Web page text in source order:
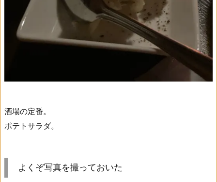
酒場の定番。
ポテトサラダ。
よくぞ写真を撮っておいた